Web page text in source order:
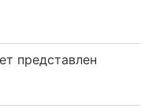
представлен